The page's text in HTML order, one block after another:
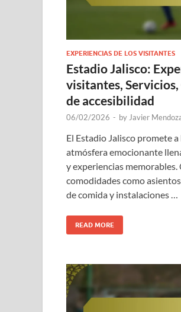
EXPERIENCIAS DE LOS VISITANTES
Estadio Jalisco:
visitantes,
de accesibilidad
06/02/2026 - by Javier
El Estadio Jalisco promete
atmósfera emocionante
y experiencias
comodidades como
de comida y instalaciones …
READ MORE